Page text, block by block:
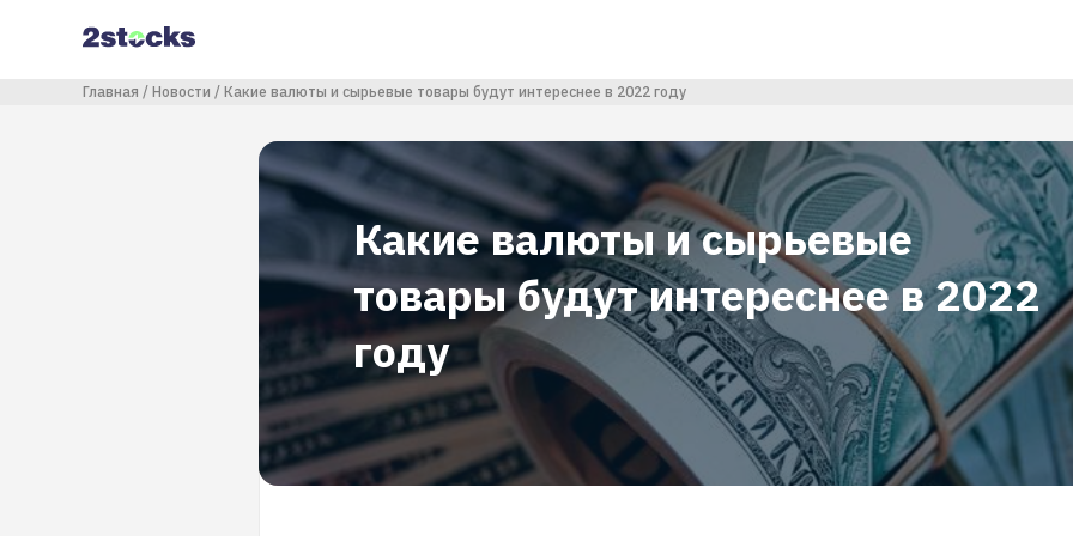
содержанию
Строка навигации
Главная Новости Какие валюты и сырьевые товары будут интереснее в 2022 году
Какие валюты и сырьевые
товары будут интереснее в 2022
году